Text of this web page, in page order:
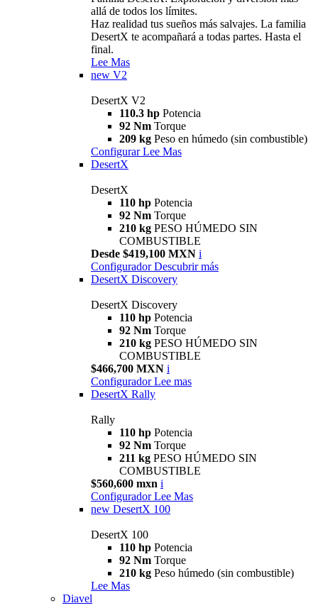
allá de todos los límites.
Haz realidad tus sueños más salvajes. La familia
DesertX te acompañará a todas partes. Hasta el
final.
Lee Mas
new V2
DesertX V2
110.3 hp Potencia
92 Nm Torque
209 kg Peso en húmedo (sin combustible)
Configurar Lee Mas
DesertX
DesertX
110 hp Potencia
92 Nm Torque
210 kg PESO HÚMEDO SIN
COMBUSTIBLE
Desde $419,100 MXN i
Configurador Descubrir más
DesertX Discovery
DesertX Discovery
110 hp Potencia
92 Nm Torque
210 kg PESO HÚMEDO SIN
COMBUSTIBLE
$466,700 MXN i
Configurador Lee mas
DesertX Rally
Rally
110 hp Potencia
92 Nm Torque
211 kg PESO HÚMEDO SIN
COMBUSTIBLE
$560,600 mxn i
Configurador Lee Mas
new DesertX 100
DesertX 100
110 hp Potencia
92 Nm Torque
210 kg Peso húmedo (sin combustible)
Lee Mas
Diavel